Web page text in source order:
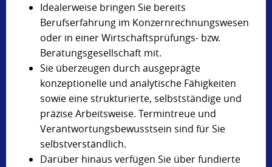
Idealerweise bringen Sie bereits
Berufserfahrung im Konzernrechnungswesen
oder in einer Wirtschaftsprüfungs- bzw.
Beratungsgesellschaft mit.
Sie überzeugen durch ausgeprägte
konzeptionelle und analytische Fähigkeiten
sowie eine strukturierte, selbstständige und
präzise Arbeitsweise. Termintreue und
Verantwortungsbewusstsein sind für Sie
selbstverständlich.
Darüber hinaus verfügen Sie über fundierte